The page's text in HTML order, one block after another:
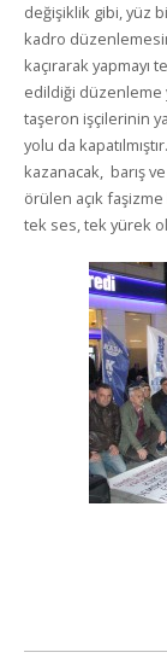
değişiklik gibi, yüz
kadro
kaçırarak
edildiği düzenleme
taşeron işçilerinin
yolu da
kazanacak, barış
örülen açık
tek ses, tek yürek